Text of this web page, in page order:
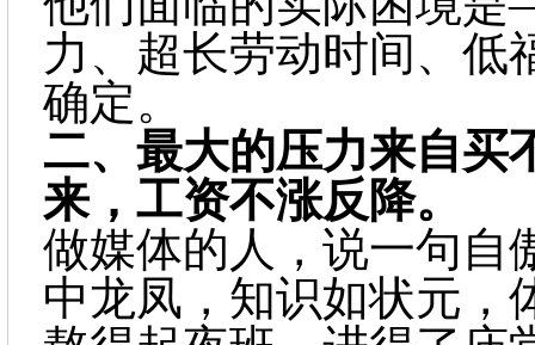
力、超长劳动时间、低
确定。
二、 最大的压力来自买
来，工资不涨反降。
做媒体的人，说一句自
中龙凤，知识如状元，